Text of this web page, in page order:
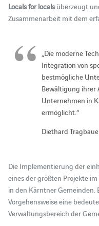
Locals for localsüberzeugt
Zusammenarbeit mit dem
„Die moderne
Integration von
bestmögliche
Bewältigung
Unternehmen in
ermöglicht.“
Diethard
Die Implementierung der
eines der größten Projekte
in den Kärntner
Vorgehensweise eine
Verwaltungsbereich der